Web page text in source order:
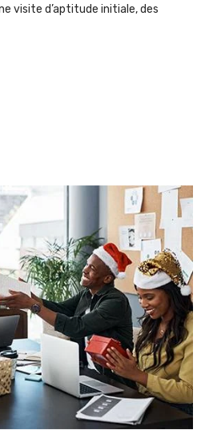
visite d’aptitude initiale, des